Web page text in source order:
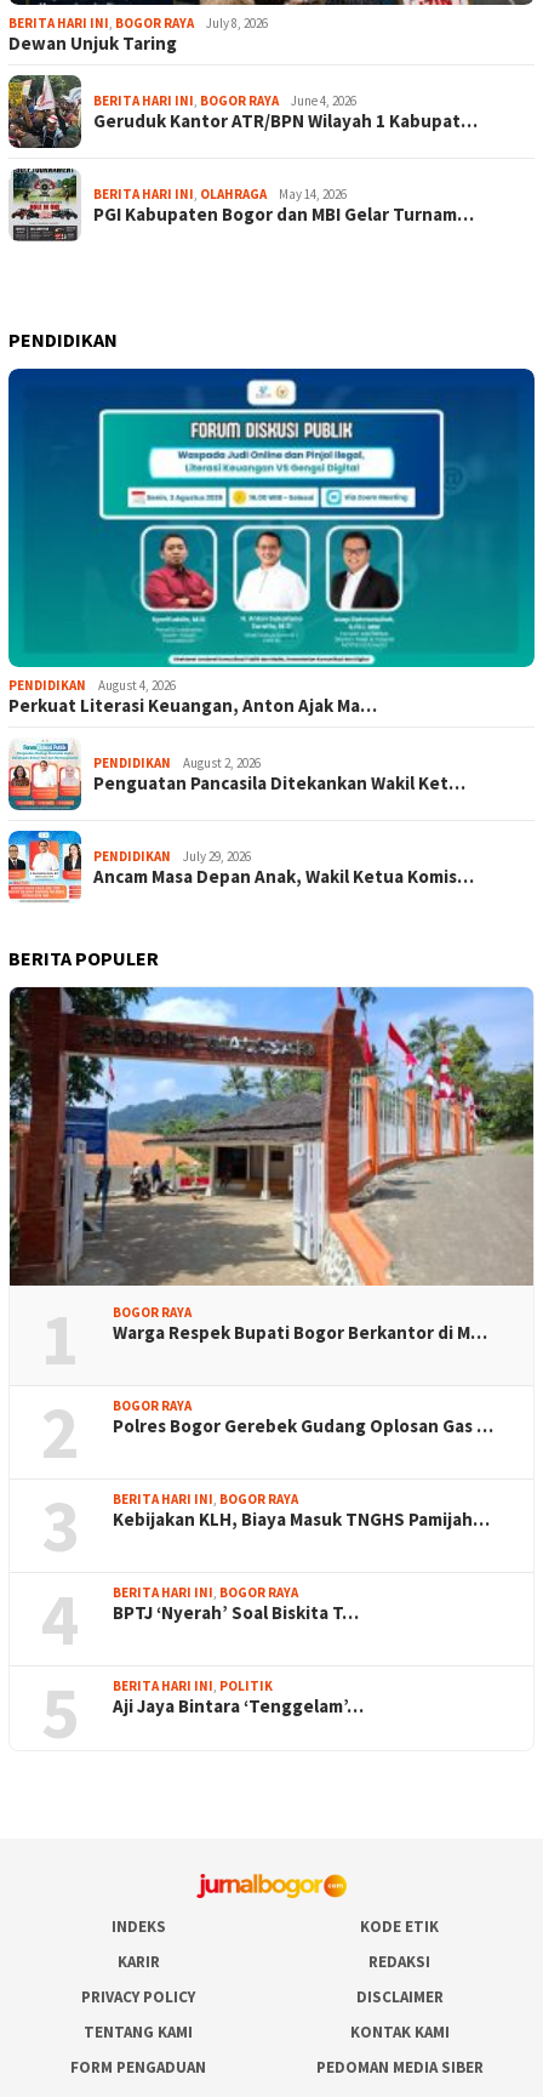
BERITA HARI INI, BOGOR RAYA July 8, 2026
Dewan Unjuk Taring
BERITA HARI INI, BOGOR RAYA June 4, 2026
Geruduk Kantor ATR/BPN Wilayah 1 Kabupat…
BERITA HARI INI, OLAHRAGA May 14, 2026
PGI Kabupaten Bogor dan MBI Gelar Turnam…
PENDIDIKAN
PENDIDIKAN August 4, 2026
Perkuat Literasi Keuangan, Anton Ajak Ma…
PENDIDIKAN August 2, 2026
Penguatan Pancasila Ditekankan Wakil Ket…
PENDIDIKAN July 29, 2026
Ancam Masa Depan Anak, Wakil Ketua Komis…
BERITA POPULER
1 BOGOR RAYA
Warga Respek Bupati Bogor Berkantor di M…
2 BOGOR RAYA
Polres Bogor Gerebek Gudang Oplosan Gas …
3 BERITA HARI INI BOGOR RAYA
Kebijakan KLH, Biaya Masuk TNGHS Pamijah…
4 BERITA HARI INI BOGOR RAYA
BPTJ ‘Nyerah’ Soal Biskita T…
5 BERITA HARI INI POLITIK
Aji Jaya Bintara ‘Tenggelam’…
INDEKS
KODE ETIK
KARIR
REDAKSI
PRIVACY POLICY
DISCLAIMER
TENTANG KAMI
KONTAK KAMI
FORM PENGADUAN
PEDOMAN MEDIA SIBER